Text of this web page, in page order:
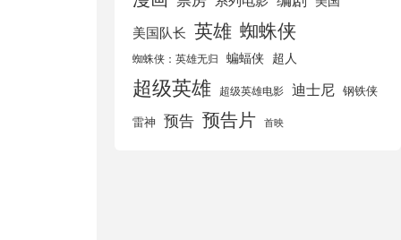
美国队长 英雄 蜘蛛侠
蜘蛛侠：英雄无归 蝙蝠侠 超人
超级英雄 超级英雄电影 迪士尼 钢铁侠
雷神 预告 预告片 首映